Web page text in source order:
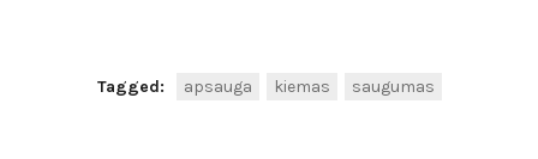
Tagged: apsauga kiemas saugumas